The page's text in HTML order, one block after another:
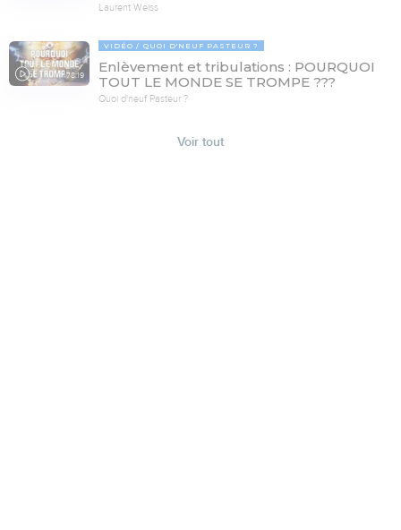
Laurent Weiss
78:19
VIDÉO QUOI D'NEUF PASTEUR ?
Enlèvement et tribulations : POURQUOI
TOUT LE MONDE SE TROMPE ???
Quoi d'neuf Pasteur ?
Voir tout